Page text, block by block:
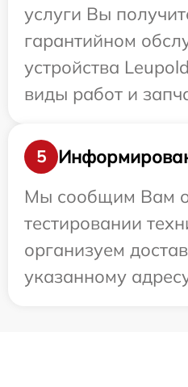
услуги Вы
гарантийном
устройства
виды работ и
5
Мы сообщим Вам
тестировании
организуем
указанному